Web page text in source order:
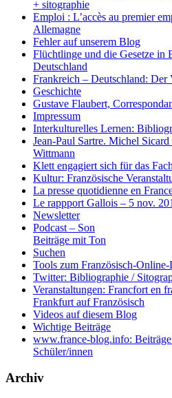
+ sitographie
Emploi : L’accès au premier
Allemagne
Fehler auf unserem Blog
Flüchtlinge und die Gesetze in
Deutschland
Frankreich – Deutschland: Der
Geschichte
Gustave Flaubert,
Impressum
Interkulturelles Lernen:
Jean-Paul Sartre. Michel
Wittmann
Klett engagiert sich für das
Kultur: Französische
La presse quotidienne en
Le rappport Gallois – 5 nov.
Newsletter
Podcast – Son
Beiträge mit Ton
Suchen
Tools zum Französisch-Online-
Twitter: Bibliographie /
Veranstaltungen: Francfort en
Frankfurt auf Französisch
Videos auf diesem Blog
Wichtige Beiträge
www.france-blog.info:
Schüler/innen
Archiv